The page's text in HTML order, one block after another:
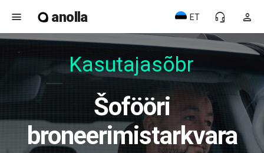
menu anolla person
headset_mic
ET
Kasutajasõbra
Šofööri
broneerimistarkvara